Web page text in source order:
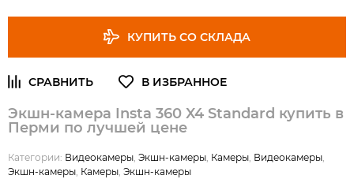
КУПИТЬ СО СКЛАДА
Экшн-камера Insta 360 X4 Standard купить в
Перми по лучшей цене
Категории: Видеокамеры Экшн-камеры Камеры Видеокамеры
Экшн-камеры Камеры Экшн-камеры